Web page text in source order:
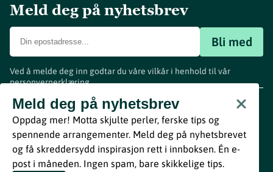
Meld deg på nyhetsbrev
Bli med
Ved å melde deg inn godtar du våre vilkår i henhold til vår
personvernerklæring.
Meld deg på nyhetsbrev
Oppdag mer! Motta skjulte perler, ferske tips og
spennende arrangementer. Meld deg på nyhetsbrevet
og få skreddersydd inspirasjon rett i innboksen. Én e-
post i måneden. Ingen spam, bare skikkelige tips.
www.visitvestfold.com
Turistinformasjon
Vestfold Fylkeskommune
ByBreakfast